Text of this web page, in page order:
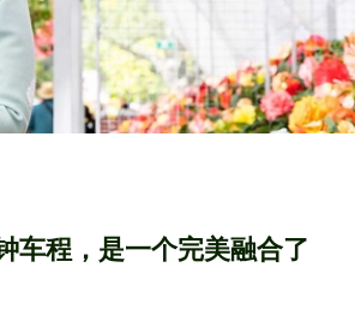
车程，是一个完美融合了